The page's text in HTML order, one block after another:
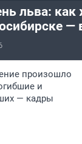
льва: как
—
произошло
и
— кадры